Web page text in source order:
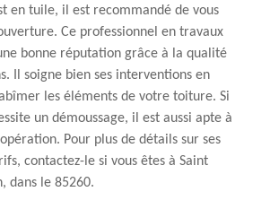
en tuile, il est recommandé de vous
Ce professionnel en travaux
bonne réputation grâce à la qualité
Il soigne bien ses interventions en
les éléments de votre toiture. Si
un démoussage, il est aussi apte à
Pour plus de détails sur ses
contactez-le si vous êtes à Saint
dans le 85260.